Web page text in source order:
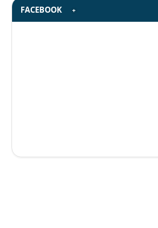
FACEBOOK